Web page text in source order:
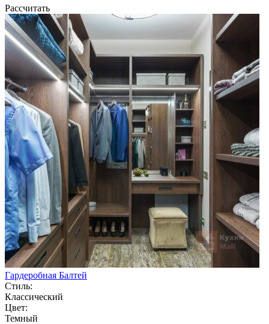
Рассчитать
Гардеробная Балтей
Стиль:
Классический
Цвет:
Темный